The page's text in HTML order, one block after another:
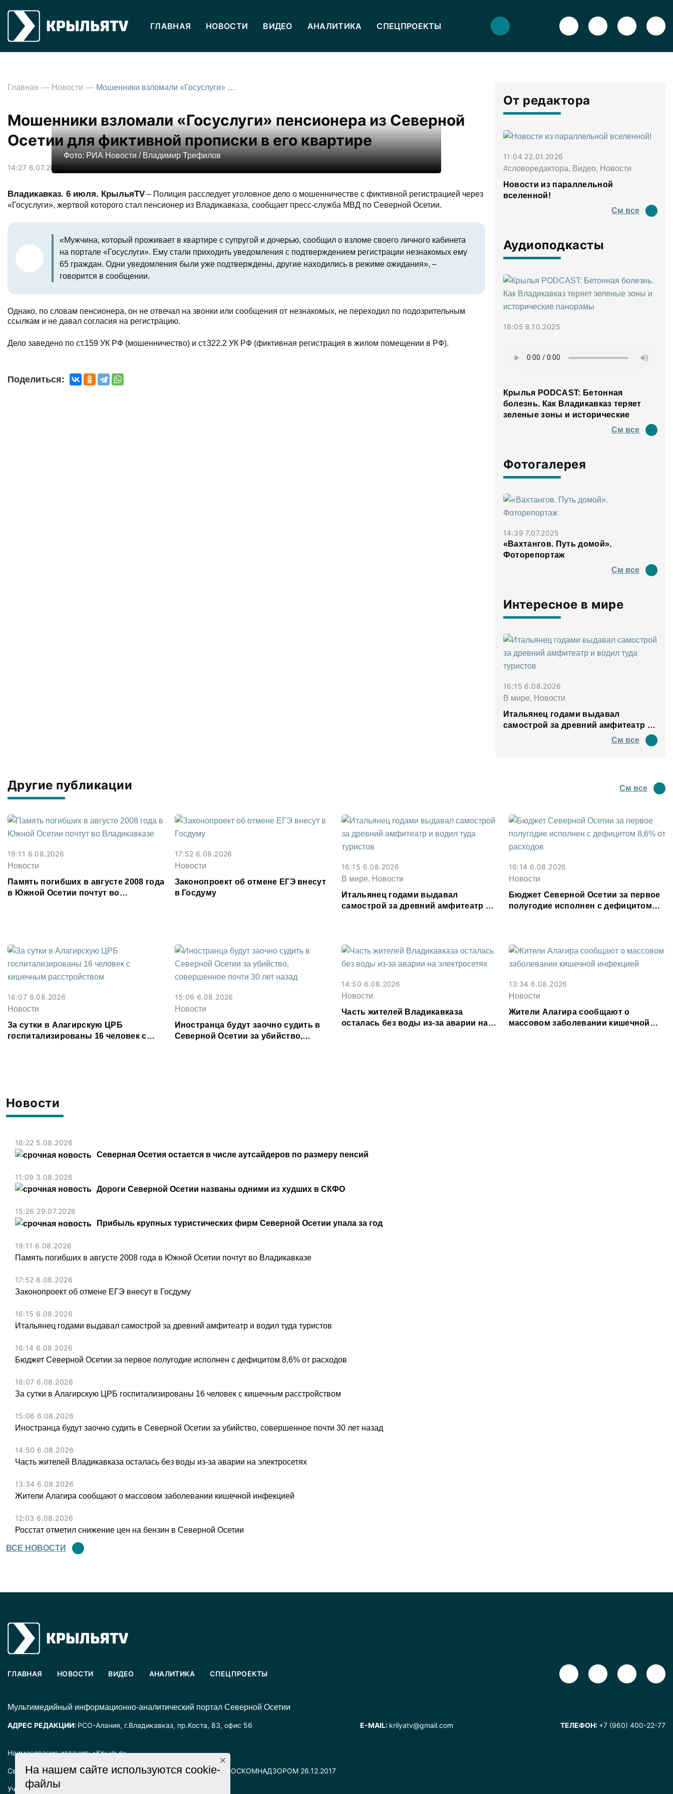
ГЛАВНАЯ НОВОСТИ ВИДЕО АНАЛИТИКА СПЕЦПРОЕКТЫ
Новости
16:22 5.08.2026
Северная Осетия остается в числе аутсайдеров по размеру пенсий
11:09 3.08.2026
Дороги Северной Осетии названы одними из худших в СКФО
15:26 29.07.2026
Прибыль крупных туристических фирм Северной Осетии упала за год
19:11 6.08.2026
Память погибших в августе 2008 года в Южной Осетии почтут во Владикавказе
17:52 6.08.2026
Законопроект об отмене ЕГЭ внесут в Госдуму
16:15 6.08.2026
Итальянец годами выдавал самострой за древний амфитеатр и водил туда туристов
16:14 6.08.2026
Бюджет Северной Осетии за первое полугодие исполнен с дефицитом 8,6% от расходов
16:07 6.08.2026
За сутки в Алагирскую ЦРБ госпитализированы 16 человек с кишечным расстройством
15:06 6.08.2026
Иностранца будут заочно судить в Северной Осетии за убийство, совершенное почти 30 лет назад
14:50 6.08.2026
Часть жителей Владикавказа осталась без воды из-за аварии на электросетях
13:34 6.08.2026
Жители Алагира сообщают о массовом заболевании кишечной инфекцией
12:03 6.08.2026
Росстат отметил снижение цен на бензин в Северной Осетии
ВСЕ НОВОСТИ
Главная Новости Мошенники взломали «Госуслуги» пенсионера из Северной Осетии для фиктивной прописки в его квартире
Мошенники взломали «Госуслуги» пенсионера из Северной
Осетии для фиктивной прописки в его квартире
14:27 6.07.2025
Фото: РИА Новости / Владимир Трефилов
Владикавказ. 6 июля. КрыльяTV – Полиция расследует уголовное дело о мошенничестве с фиктивной регистрацией через
«Госуслуги», жертвой которого стал пенсионер из Владикавказа, сообщает пресс-служба МВД по Северной Осетии.
«Мужчина, который проживает в квартире с супругой и дочерью, сообщил о взломе своего личного кабинета
на портале «Госуслуги». Ему стали приходить уведомления с подтверждением регистрации незнакомых ему
65 граждан. Одни уведомления были уже подтверждены, другие находились в режиме ожидания», –
говорится в сообщении.
Однако, по словам пенсионера, он не отвечал на звонки или сообщения от незнакомых, не переходил по подозрительным
ссылкам и не давал согласия на регистрацию.
Дело заведено по ст.159 УК РФ (мошенничество) и ст.322.2 УК РФ (фиктивная регистрация в жилом помещении в РФ).
Поделиться:
От редактора
11:04 22.01.2026
#словоредактора, Видео, Новости
Новости из параллельной
вселенной!
См все
Аудиоподкасты
18:05 8.10.2025
Крылья PODCAST: Бетонная
болезнь. Как Владикавказ теряет
зеленые зоны и исторические
См все
Фотогалерея
14:39 7.07.2025
«Вахтангов. Путь домой».
Фоторепортаж
См все
Интересное в мире
16:15 6.08.2026
В мире, Новости
Итальянец годами выдавал
самострой за древний амфитеатр и
См все
Другие публикации См все
19:11 6.08.2026
Новости
Память погибших в августе 2008 года
в Южной Осетии почтут во
17:52 6.08.2026
Новости
Законопроект об отмене ЕГЭ внесут
в Госдуму
16:15 6.08.2026
В мире, Новости
Итальянец годами выдавал
самострой за древний амфитеатр и
16:14 6.08.2026
Новости
Бюджет Северной Осетии за первое
полугодие исполнен с дефицитом
16:07 6.08.2026
Новости
За сутки в Алагирскую ЦРБ
госпитализированы 16 человек с
15:06 6.08.2026
Новости
Иностранца будут заочно судить в
Северной Осетии за убийство,
14:50 6.08.2026
Новости
Часть жителей Владикавказа
осталась без воды из-за аварии на
13:34 6.08.2026
Новости
Жители Алагира сообщают о
массовом заболевании кишечной
Наименование издания: «Крылья».
Свидетельство о регистрации СМИ ЭЛ № ФС77-72025 выдано РОСКОМНАДЗОРОМ 26.12.2017
Учредитель: ООО «Крылья».
ГЛАВНАЯ НОВОСТИ ВИДЕО АНАЛИТИКА СПЕЦПРОЕКТЫ
Mультимедийный информационно-аналитический портал Северной Осетии
АДРЕС РЕДАКЦИИ: РСО-Алания, г.Владикавказ, пр.Коста, 83, офис 56 E-MAIL: krilyatv@gmail.com ТЕЛЕФОН: +7 (960) 400-22-77
На нашем сайте используются cookie-
файлы